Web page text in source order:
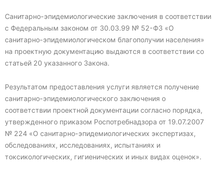
Санитарно-эпидемиологические заключения в соответствии
с Федеральным законом от 30.03.99 № 52-ФЗ «О
санитарно-эпидемиологическом благополучии населения»
на проектную документацию выдаются в соответствии со
статьей 20 указанного Закона.
Результатом предоставления услуги является получение
санитарно-эпидемиологического заключения о
соответствии проектной документации согласно порядка,
утвержденного приказом Роспотребнадзора от 19.07.2007
№ 224 «О санитарно-эпидемиологических экспертизах,
обследованиях, исследованиях, испытаниях и
токсикологических, гигиенических и иных видах оценок».